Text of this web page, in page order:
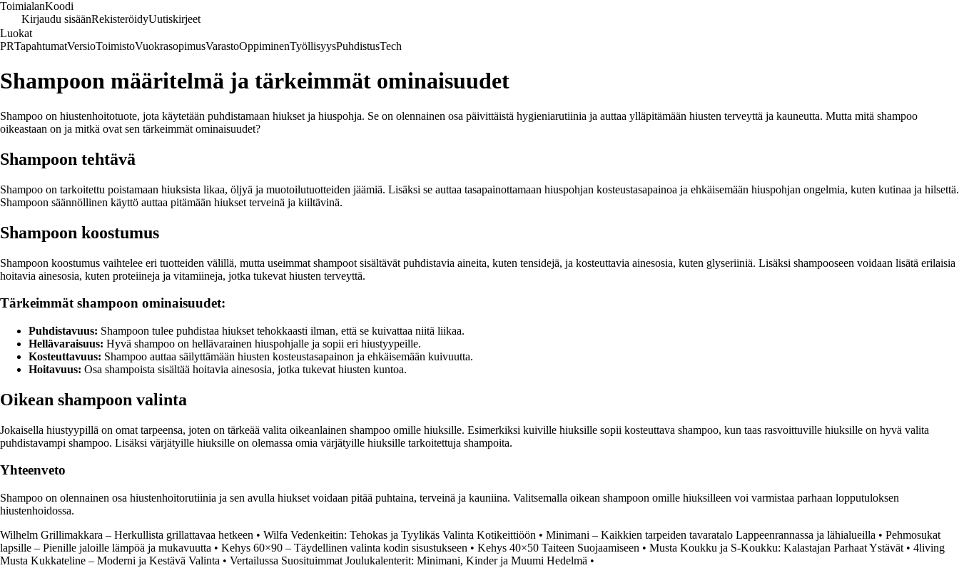
ToimialanKoodi
Kirjaudu sisäänRekisteröidyUutiskirjeet
Luokat
PRTapahtumatVersioToimistoVuokrasopimusVarastoOppiminenTyöllisyysPuhdistusTech
Shampoon määritelmä ja tärkeimmät ominaisuudet
Shampoo on hiustenhoitotuote, jota käytetään puhdistamaan hiukset ja hiuspohja. Se on olennainen osa päivittäistä hygieniarutiinia ja auttaa ylläpitämään hiusten terveyttä ja kauneutta. Mutta mitä shampoo
oikeastaan on ja mitkä ovat sen tärkeimmät ominaisuudet?
Shampoon tehtävä
Shampoo on tarkoitettu poistamaan hiuksista likaa, öljyä ja muotoilutuotteiden jäämiä. Lisäksi se auttaa tasapainottamaan hiuspohjan kosteustasapainoa ja ehkäisemään hiuspohjan ongelmia, kuten kutinaa ja hilsettä.
Shampoon säännöllinen käyttö auttaa pitämään hiukset terveinä ja kiiltävinä.
Shampoon koostumus
Shampoon koostumus vaihtelee eri tuotteiden välillä, mutta useimmat shampoot sisältävät puhdistavia aineita, kuten tensidejä, ja kosteuttavia ainesosia, kuten glyseriiniä. Lisäksi shampooseen voidaan lisätä erilaisia
hoitavia ainesosia, kuten proteiineja ja vitamiineja, jotka tukevat hiusten terveyttä.
Tärkeimmät shampoon ominaisuudet:
Puhdistavuus: Shampoon tulee puhdistaa hiukset tehokkaasti ilman, että se kuivattaa niitä liikaa.
Hellävaraisuus: Hyvä shampoo on hellävarainen hiuspohjalle ja sopii eri hiustyypeille.
Kosteuttavuus: Shampoo auttaa säilyttämään hiusten kosteustasapainon ja ehkäisemään kuivuutta.
Hoitavuus: Osa shampoista sisältää hoitavia ainesosia, jotka tukevat hiusten kuntoa.
Oikean shampoon valinta
Jokaisella hiustyypillä on omat tarpeensa, joten on tärkeää valita oikeanlainen shampoo omille hiuksille. Esimerkiksi kuiville hiuksille sopii kosteuttava shampoo, kun taas rasvoittuville hiuksille on hyvä valita
puhdistavampi shampoo. Lisäksi värjätyille hiuksille on olemassa omia värjätyille hiuksille tarkoitettuja shampoita.
Yhteenveto
Shampoo on olennainen osa hiustenhoitorutiinia ja sen avulla hiukset voidaan pitää puhtaina, terveinä ja kauniina. Valitsemalla oikean shampoon omille hiuksilleen voi varmistaa parhaan lopputuloksen
hiustenhoidossa.
Wilhelm Grillimakkara – Herkullista grillattavaa hetkeen • Wilfa Vedenkeitin: Tehokas ja Tyylikäs Valinta Kotikeittiöön • Minimani – Kaikkien tarpeiden tavaratalo Lappeenrannassa ja lähialueilla • Pehmosukat
lapsille – Pienille jaloille lämpöä ja mukavuutta • Kehys 60×90 – Täydellinen valinta kodin sisustukseen • Kehys 40×50 Taiteen Suojaamiseen • Musta Koukku ja S-Koukku: Kalastajan Parhaat Ystävät • 4living
Musta Kukkateline – Moderni ja Kestävä Valinta • Vertailussa Suosituimmat Joulukalenterit: Minimani, Kinder ja Muumi Hedelmä •